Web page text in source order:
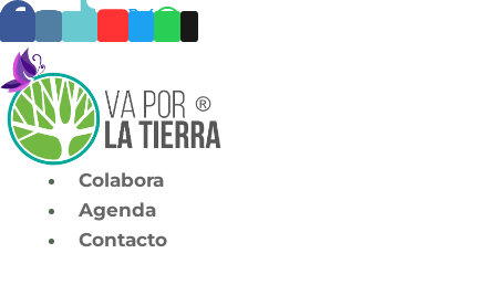
Skip
to
content
Colabora
Agenda
Contacto